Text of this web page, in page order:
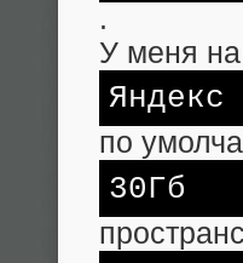
.
У меня на
Яндекс
по
30Гб